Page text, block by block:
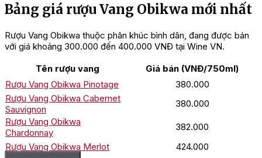
Bảng giá rượu Vang Obikwa mới nhất
Rượu Vang Obikwa thuộc phân khúc bình dân, đang được bán
với giá khoảng 300.000 đến 400.000 VNĐ tại Wine VN.
Tên rượu vang
Giá bán (VNĐ/750ml)
Rượu Vang Obikwa Pinotage
380.000
Rượu Vang Obikwa Cabernet
Sauvignon
380.000
Rượu Vang Obikwa
Chardonnay
382.000
Rượu Vang Obikwa Merlot
424.000